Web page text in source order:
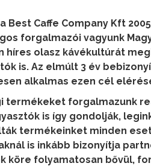
Best Caffe Company Kft
forgalmazói vagyunk
híres olasz kávékultúrát
is. Az elmúlt 3 év
alkalmas ezen cél
termékeket forgalmazunk
is így gondolják,
termékeinket minden
is inkább bizonyítja
köre folyamatosan bővül,